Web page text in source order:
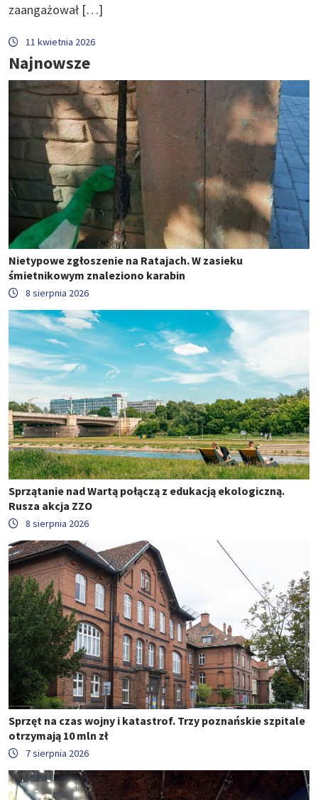
zaangażował […]
11 kwietnia 2026
Najnowsze
Nietypowe zgłoszenie na Ratajach. W zasieku
śmietnikowym znaleziono karabin
8 sierpnia 2026
Sprzątanie nad Wartą połączą z edukacją ekologiczną.
Rusza akcja ZZO
8 sierpnia 2026
Sprzęt na czas wojny i katastrof. Trzy poznańskie szpitale
otrzymają 10 mln zł
7 sierpnia 2026